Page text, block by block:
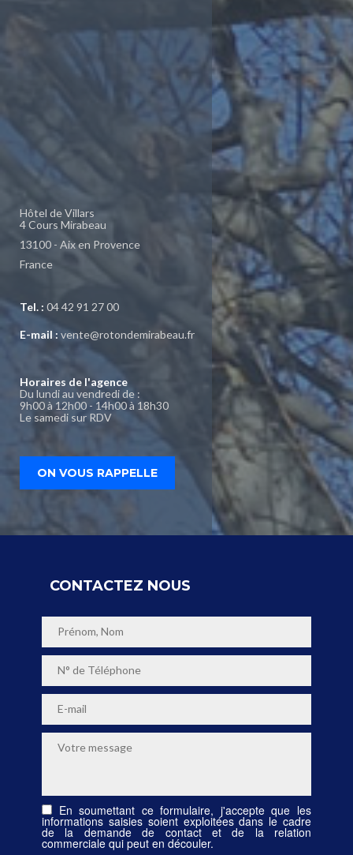
Hôtel de Villars
4 Cours Mirabeau
13100 - Aix en Provence
France
Tel. : 04 42 91 27 00
E-mail : vente@rotondemirabeau.fr
Horaires de l'agence
Du lundi au vendredi de :
9h00 à 12h00 - 14h00 à 18h30
Le samedi sur RDV
ON VOUS RAPPELLE
CONTACTEZ NOUS
En soumettant ce formulaire, j'accepte que les
informations saisies soient exploitées dans le cadre
de la demande de contact et de la relation
commerciale qui peut en découler.